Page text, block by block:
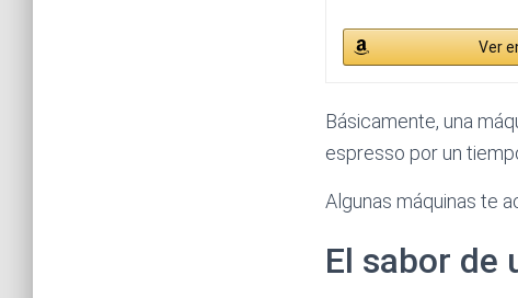
Ver
Básicamente, una
espresso por un
Algunas máquinas te
El sabor de